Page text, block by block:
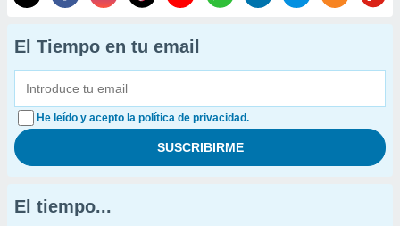
El Tiempo en tu email
He leído y acepto la política de privacidad.
El tiempo...